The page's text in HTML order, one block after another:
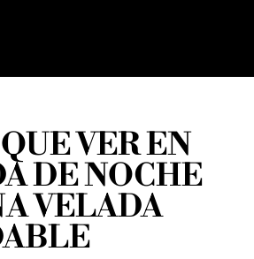
VER EN
DE NOCHE
VELADA